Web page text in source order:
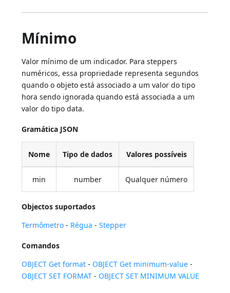
Mínimo
Valor mínimo de um indicador. Para steppers
numéricos, essa propriedade representa segundos
quando o objeto está associado a um valor do tipo
hora sendo ignorada quando está associada a um
valor do tipo data.
Gramática JSON
Nome Tipo de dados Valores possíveis
min number Qualquer número
Objectos suportados
Termômetro - Régua -Stepper
Comandos
OBJECT Get format - OBJECT Get minimum-value -
OBJECT SET FORMAT - OBJECT SET MINIMUM VALUE